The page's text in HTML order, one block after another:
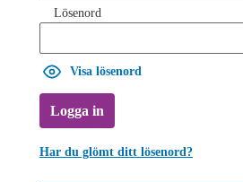
Lösenord
Visa lösenord
Logga in
Har du glömt ditt lösenord?